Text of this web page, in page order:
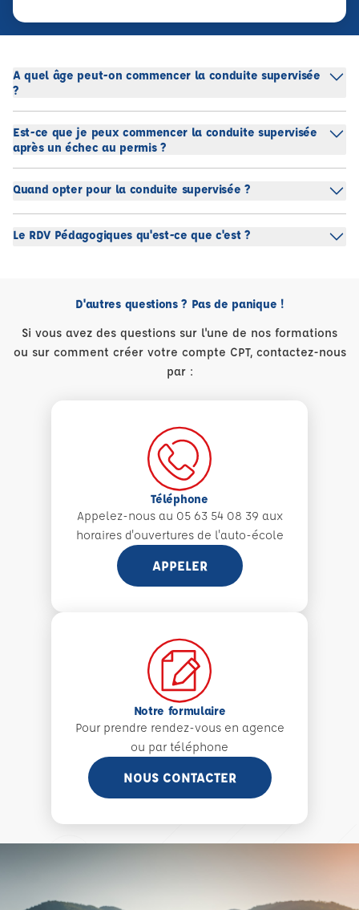
A quel âge peut-on commencer la conduite supervisée
?
Est-ce que je peux commencer la conduite supervisée
après un échec au permis ?
Quand opter pour la conduite supervisée ?
Le RDV Pédagogiques qu'est-ce que c'est ?
D'autres questions ? Pas de panique !
Si vous avez des questions sur l'une de nos formations
ou sur comment créer votre compte CPT, contactez-nous
par :
Téléphone
Appelez-nous au 05 63 54 08 39 aux
horaires d'ouvertures de l'auto-école
APPELER
Notre formulaire
Pour prendre rendez-vous en agence
ou par téléphone
NOUS CONTACTER